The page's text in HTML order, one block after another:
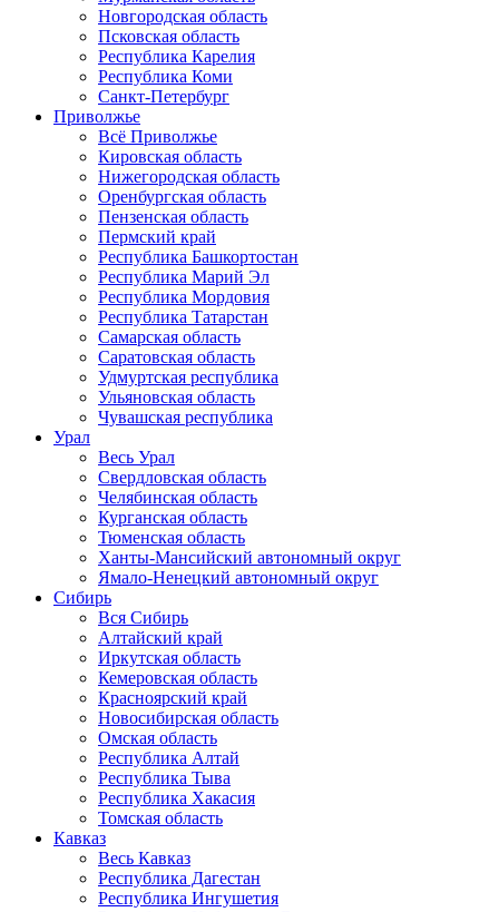
Новгородская область
Псковская область
Республика Карелия
Республика Коми
Санкт-Петербург
Приволжье
Всё Приволжье
Кировская область
Нижегородская область
Оренбургская область
Пензенская область
Пермский край
Республика Башкортостан
Республика Марий Эл
Республика Мордовия
Республика Татарстан
Самарская область
Саратовская область
Удмуртская республика
Ульяновская область
Чувашская республика
Урал
Весь Урал
Свердловская область
Челябинская область
Курганская область
Тюменская область
Ханты-Мансийский автономный округ
Ямало-Ненецкий автономный округ
Сибирь
Вся Сибирь
Алтайский край
Иркутская область
Кемеровская область
Красноярский край
Новосибирская область
Омская область
Республика Алтай
Республика Тыва
Республика Хакасия
Томская область
Кавказ
Весь Кавказ
Республика Дагестан
Республика Ингушетия